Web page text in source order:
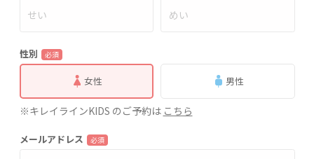
性別 必須
女性 男性
※キレイラインKIDS のご予約は こちら
メールアドレス 必須